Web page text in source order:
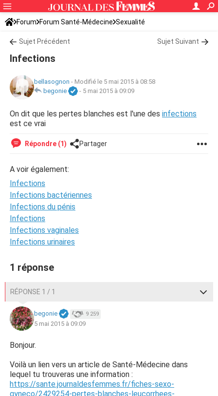
Forum Forum Santé-Médecine Sexualité
Sujet Précédent Sujet Suivant
Infections
bellasognon - Modifié le 5 mai 2015 à 08:58
begonie
- 5 mai 2015 à 09:09
On dit que les pertes blanches est l'une des infections
est ce vrai
Répondre (1) Partager
A voir également:
Infections
Infections bactériennes
Infections du pénis
Infections
Infections vaginales
Infections urinaires
1 réponse
RÉPONSE 1 / 1
begonie 9 259
5 mai 2015 à 09:09
Bonjour.
Voilà un lien vers un article de Santé-Médecine dans
lequel tu trouveras une information :
https://sante.journaldesfemmes.fr/fiches-sexo-
gyneco/2429254-pertes-blanches-leucorrhees-